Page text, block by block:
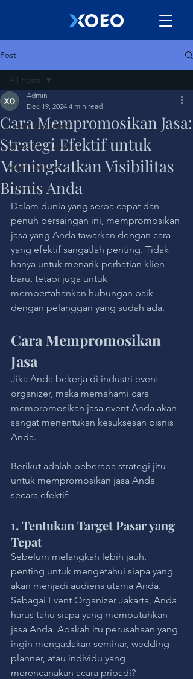
Post
All Posts
Event Organizer
Work Life Balance
Work Culture
Bussiness
All Posts
Cara Mempromosikan Jasa:
Strategi Efektif untuk
Meningkatkan Visibilitas
Bisnis Anda
Admin
Dec 19, 2024 4 min read
Dalam dunia yang serba cepat dan
penuh persaingan ini, mempromosikan
jasa yang Anda tawarkan dengan cara
yang efektif sangatlah penting. Tidak
hanya untuk menarik perhatian klien
baru, tetapi juga untuk
mempertahankan hubungan baik
dengan pelanggan yang sudah ada.
Cara Mempromosikan
Jasa
Jika Anda bekerja di industri event
organizer, maka memahami cara
mempromosikan jasa event Anda akan
sangat menentukan kesuksesan bisnis
Anda.
Berikut adalah beberapa strategi jitu
untuk mempromosikan jasa Anda
secara efektif:
1. Tentukan Target Pasar yang
Tepat
Sebelum melangkah lebih jauh,
penting untuk mengetahui siapa yang
akan menjadi audiens utama Anda.
Sebagai Event Organizer Jakarta, Anda
harus tahu siapa yang membutuhkan
jasa Anda. Apakah itu perusahaan yang
ingin mengadakan seminar, wedding
planner, atau individu yang
merencanakan acara pribadi?